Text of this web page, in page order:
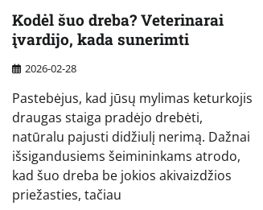
Kodėl šuo dreba? Veterinarai
įvardijo, kada sunerimti
2026-02-28
Pastebėjus, kad jūsų mylimas keturkojis
draugas staiga pradėjo drebėti,
natūralu pajusti didžiulį nerimą. Dažnai
išsigandusiems šeimininkams atrodo,
kad šuo dreba be jokios akivaizdžios
priežasties, tačiau